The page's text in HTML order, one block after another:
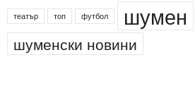
театър топ футбол шумен
шуменски новини